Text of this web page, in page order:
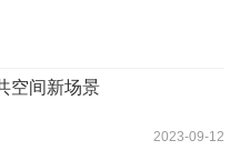
空间新场景
2023-09-12